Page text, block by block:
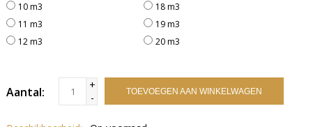
10 m3
11 m3
12 m3
18 m3
19 m3
20 m3
Aantal:
+
-
TOEVOEGEN AAN WINKELWAGEN